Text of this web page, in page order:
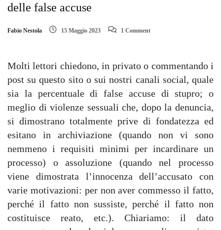
delle false accuse
Fabio Nestola 15 Maggio 2023 1 Comment
Molti lettori chiedono, in privato o commentando i
post su questo sito o sui nostri canali social, quale
sia la percentuale di false accuse di stupro; o
meglio di violenze sessuali che, dopo la denuncia,
si dimostrano totalmente prive di fondatezza ed
esitano in archiviazione (quando non vi sono
nemmeno i requisiti minimi per incardinare un
processo) o assoluzione (quando nel processo
viene dimostrata l’innocenza dell’accusato con
varie motivazioni: per non aver commesso il fatto,
perché il fatto non sussiste, perché il fatto non
costituisce reato, etc.). Chiariamo: il dato